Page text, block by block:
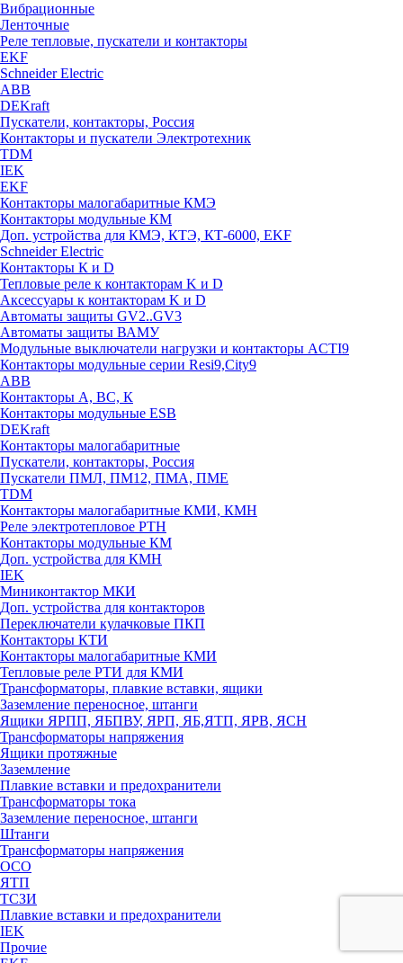
Вибрационные
Ленточные
Реле тепловые, пускатели и контакторы
EKF
Schneider Electric
ABB
DEKraft
Пускатели, контакторы, Россия
Контакторы и пускатели Электротехник
TDM
IEK
EKF
Контакторы малогабаритные КМЭ
Контакторы модульные КМ
Доп. устройства для КМЭ, КТЭ, КТ-6000, EKF
Schneider Electric
Контакторы К и D
Тепловые реле к контакторам K и D
Аксессуары к контакторам K и D
Автоматы защиты GV2..GV3
Автоматы защиты ВАМУ
Модульные выключатели нагрузки и контакторы ACTI9
Контакторы модульные серии Resi9,City9
ABB
Контакторы А, ВС, К
Контакторы модульные ESB
DEKraft
Контакторы малогабаритные
Пускатели, контакторы, Россия
Пускатели ПМЛ, ПМ12, ПМА, ПМЕ
TDM
Контакторы малогабаритные КМИ, КМН
Реле электротепловое РТН
Контакторы модульные КМ
Доп. устройства для КМН
IEK
Миниконтактор МКИ
Доп. устройства для контакторов
Переключатели кулачковые ПКП
Контакторы КТИ
Контакторы малогабаритные КМИ
Тепловые реле РTИ для КМИ
Трансформаторы, плавкие вставки, ящики
Заземление переносное, штанги
Ящики ЯРПП, ЯБПВУ, ЯРП, ЯБ,ЯТП, ЯРВ, ЯСН
Трансформаторы напряжения
Ящики протяжные
Заземление
Плавкие вставки и предохранители
Трансформаторы тока
Заземление переносное, штанги
Штанги
Трансформаторы напряжения
ОСО
ЯТП
ТСЗИ
Плавкие вставки и предохранители
IEK
Прочие